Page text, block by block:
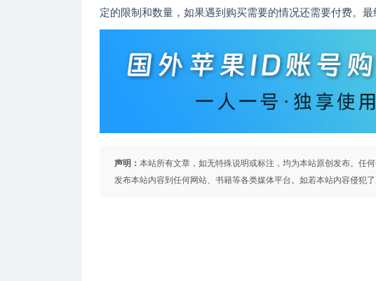
定的限制和数量，如果遇到购买需要的情况还需要付费。最
声明： 本站所有文章，如无特殊说明或标注，均为本站原创发布。任
发布本站内容到任何网站、书籍等各类媒体平台。如若本站内容侵犯